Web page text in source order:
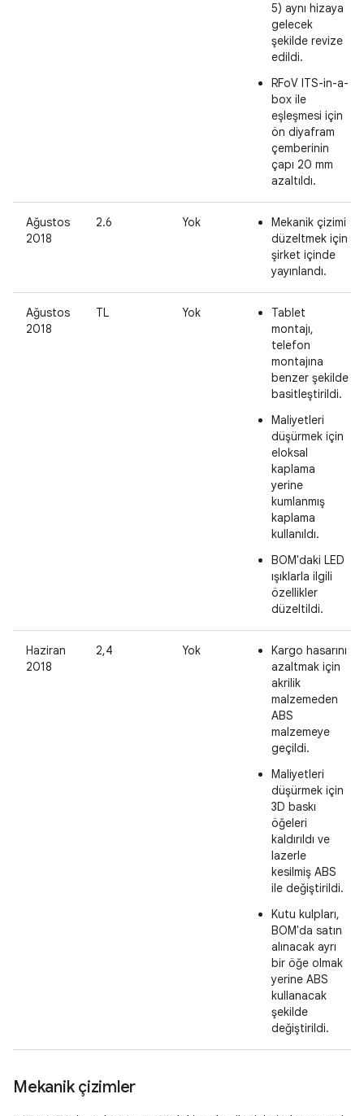
5) aynı hizaya
gelecek
şekilde revize
edildi.
RFoV ITS-in-a-
box ile
eşleşmesi için
ön diyafram
çemberinin
çapı 20 mm
azaltıldı.
Ağustos
2018
2.6 Yok
Mekanik çizimi
düzeltmek için
şirket içinde
yayınlandı.
Ağustos
2018
TL Yok
Tablet
montajı,
telefon
montajına
benzer şekilde
basitleştirildi.
Maliyetleri
düşürmek için
eloksal
kaplama
yerine
kumlanmış
kaplama
kullanıldı.
BOM'daki LED
ışıklarla ilgili
özellikler
düzeltildi.
Haziran
2018
2,4 Yok
Kargo hasarını
azaltmak için
akrilik
malzemeden
ABS
malzemeye
geçildi.
Maliyetleri
düşürmek için
3D baskı
öğeleri
kaldırıldı ve
lazerle
kesilmiş ABS
ile değiştirildi.
Kutu kulpları,
BOM'da satın
alınacak ayrı
bir öğe olmak
yerine ABS
kullanacak
şekilde
değiştirildi.
Mekanik çizimler